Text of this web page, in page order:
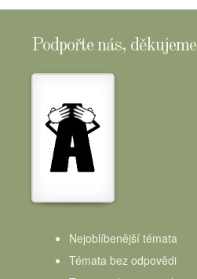
Podpořte nás, děkujeme
Nejoblíbenější témata
Témata bez odpovědi